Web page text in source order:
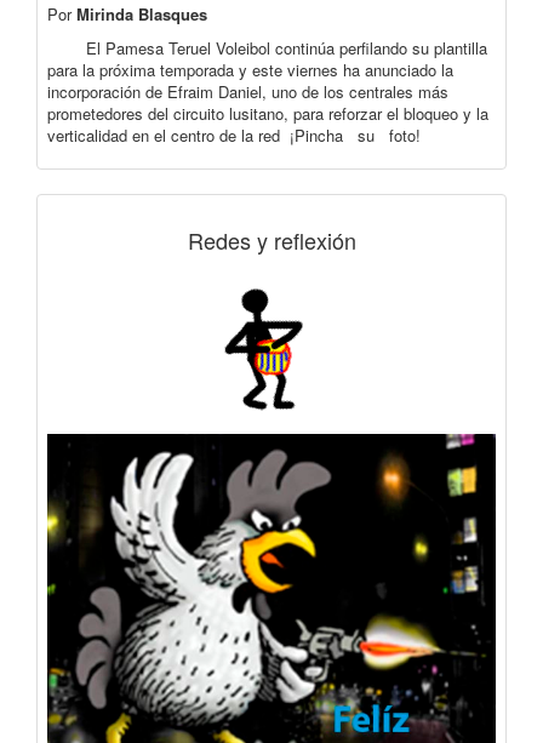
PorMirinda Blasques
El Pamesa Teruel Voleibol continúa perfilando su plantilla
para la próxima temporada y este viernes ha anunciado la
incorporación de Efraim Daniel, uno de los centrales más
prometedores del circuito lusitano, para reforzar el bloqueo y la
verticalidad en el centro de la red ¡Pincha su foto!
Redes y reflexión